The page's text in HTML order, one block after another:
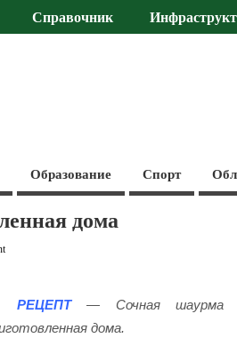
Справочник
Образование Спорт
дома
РЕЦЕПТ— Сочная шаурма с
дома.